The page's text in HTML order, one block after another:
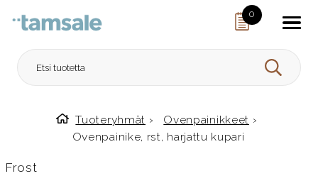
0
HAE
Etusivulle
Tuoteryhmät › Ovenpainikkeet ›
Ovenpainike, rst, harjattu kupari
Frost